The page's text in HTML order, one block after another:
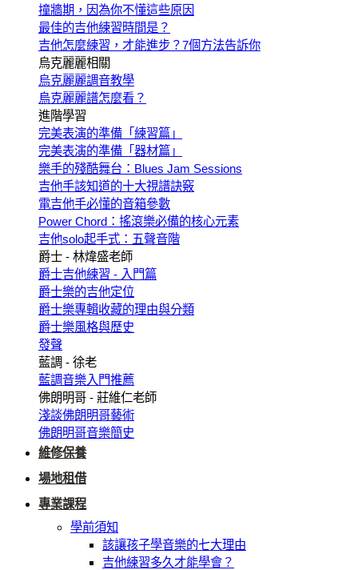
撞牆期，因為你不懂這些原因
最佳的吉他練習時間是？
吉他怎麼練習，才能進步？7個方法告訴你
烏克麗麗相關
烏克麗麗調音教學
烏克麗麗譜怎麼看？
進階學習
完美表演的準備「練習篇」
完美表演的準備「器材篇」
樂手的殘酷舞台：Blues Jam Sessions
吉他手該知道的十大視譜訣竅
電吉他手必懂的音箱參數
Power Chord：搖滾樂必備的核心元素
吉他solo起手式：五聲音階
爵士 - 林煒盛老師
爵士吉他練習 - 入門篇
爵士樂的吉他定位
爵士樂專輯收藏的理由與分類
爵士樂風格與歷史
發聲
藍調 - 徐老
藍調音樂入門推薦
佛朗明哥 - 莊維仁老師
淺談佛朗明哥藝術
佛朗明哥音樂簡史
維修保養
場地租借
專業課程
學前須知
該讓孩子學音樂的七大理由
吉他練習多久才能學會？